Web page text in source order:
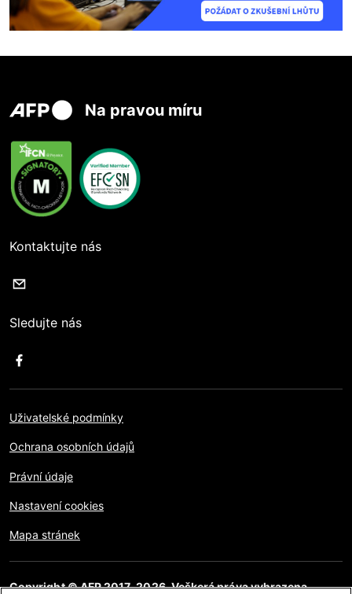
Na pravou míru
Kontaktujte nás
Sledujte nás
Uživatelské podmínky
Ochrana osobních údajů
Právní údaje
Nastavení cookies
Mapa stránek
Copyright © AFP 2017-2026. Veškerá práva vyhrazena.